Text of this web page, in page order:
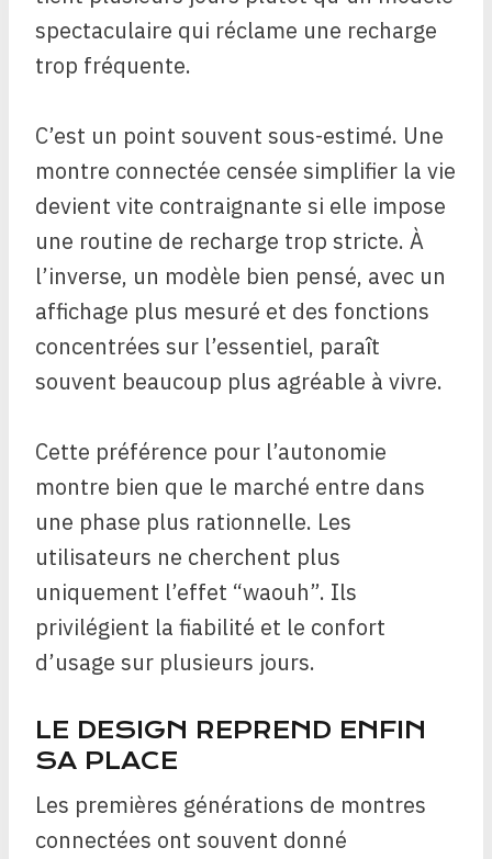
spectaculaire qui réclame une recharge
trop fréquente.
C’est un point souvent sous-estimé. Une
montre connectée censée simplifier la vie
devient vite contraignante si elle impose
une routine de recharge trop stricte. À
l’inverse, un modèle bien pensé, avec un
affichage plus mesuré et des fonctions
concentrées sur l’essentiel, paraît
souvent beaucoup plus agréable à vivre.
Cette préférence pour l’autonomie
montre bien que le marché entre dans
une phase plus rationnelle. Les
utilisateurs ne cherchent plus
uniquement l’effet “waouh”. Ils
privilégient la fiabilité et le confort
d’usage sur plusieurs jours.
LE DESIGN REPREND ENFIN
SA PLACE
Les premières générations de montres
connectées ont souvent donné